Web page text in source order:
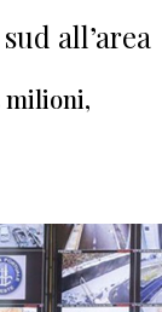
all’area
milioni,